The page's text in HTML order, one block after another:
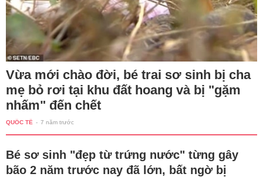
Vừa mới chào đời, bé trai sơ sinh bị cha
mẹ bỏ rơi tại khu đất hoang và bị "gặm
nhấm" đến chết
QUỐC TẾ - 7 năm trước
Bé sơ sinh "đẹp từ trứng nước" từng gây
bão 2 năm trước nay đã lớn, bất ngờ bị